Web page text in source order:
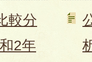
較分
2年